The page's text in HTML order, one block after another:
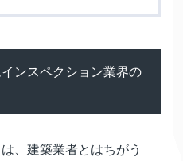
ンスペクション業界の
、建築業者とはちがう